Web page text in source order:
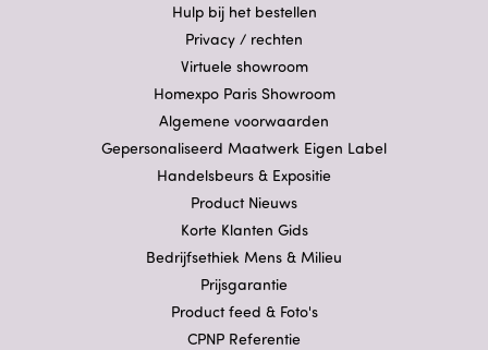
Hulp bij het bestellen
Privacy / rechten
Virtuele showroom
Homexpo Paris Showroom
Algemene voorwaarden
Gepersonaliseerd Maatwerk Eigen Label
Handelsbeurs & Expositie
Product Nieuws
Korte Klanten Gids
Bedrijfsethiek Mens & Milieu
Prijsgarantie
Product feed & Foto's
CPNP Referentie